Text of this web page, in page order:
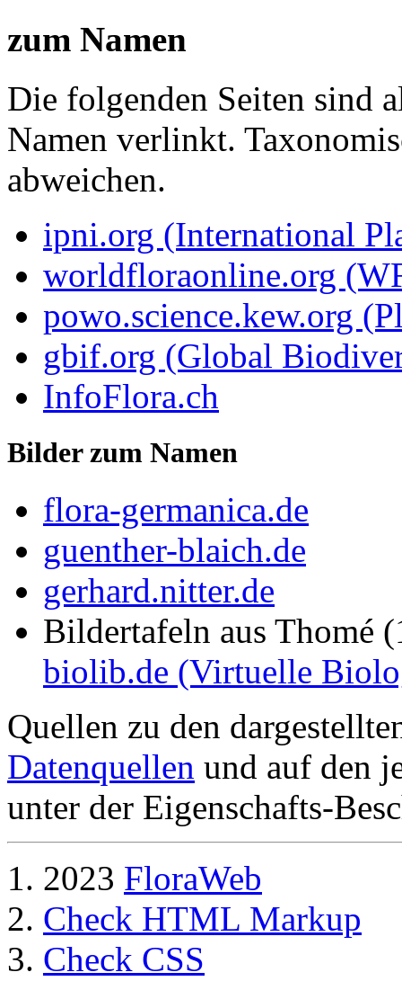
zum Namen
Die folgenden Seiten sind
Namen verlinkt.
abweichen.
ipni.org (International
worldfloraonline.org
powo.science.kew.org
gbif.org (Global
InfoFlora.ch
Bilder zum Namen
flora-germanica.de
guenther-blaich.de
gerhard.nitter.de
Bildertafeln aus Thomé
biolib.de (Virtuelle
Quellen zu den
Datenquellen und auf den
unter der Eigenschafts-
2023 FloraWeb
Check HTML Markup
Check CSS